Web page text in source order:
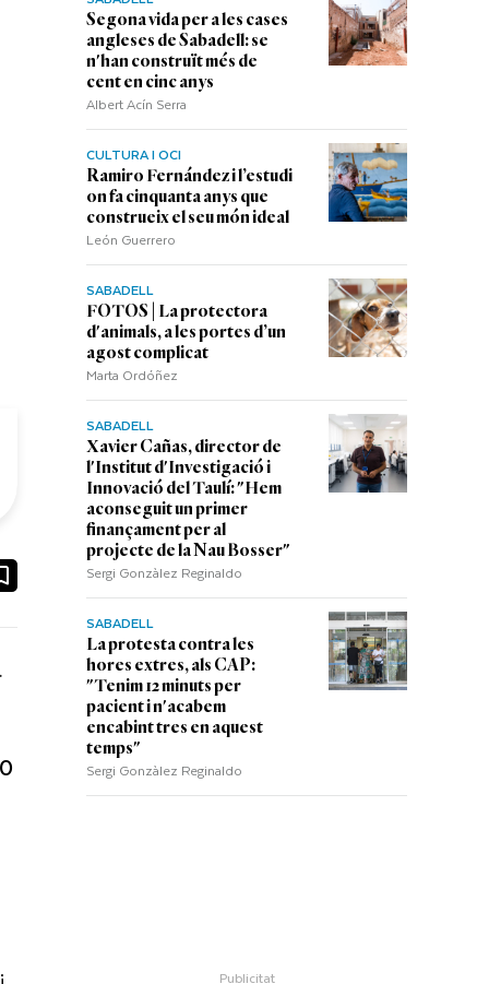
Segona vida per a les cases
angleses de Sabadell: se
n'han construït més de
cent en cinc anys
Albert Acín Serra
CULTURA I OCI
Ramiro Fernández i l’estudi
on fa cinquanta anys que
construeix el seu món ideal
León Guerrero
SABADELL
FOTOS | La protectora
d'animals, a les portes d’un
agost complicat
Marta Ordóñez
SABADELL
Xavier Cañas, director de
l'Institut d'Investigació i
Innovació del Taulí: "Hem
aconseguit un primer
finançament per al
projecte de la Nau Bosser"
Sergi Gonzàlez Reginaldo
SABADELL
La protesta contra les
hores extres, als CAP:
"Tenim 12 minuts per
pacient i n'acabem
encabint tres en aquest
temps"
Sergi Gonzàlez Reginaldo